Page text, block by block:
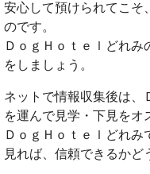
安心して預けられてこそ
のです。
ＤｏｇＨｏｔｅｌどれ
をしましょう。
ネットで情報収集後は、
を運んで見学・下見をオ
ＤｏｇＨｏｔｅｌどれ
見れば、信頼できるかど